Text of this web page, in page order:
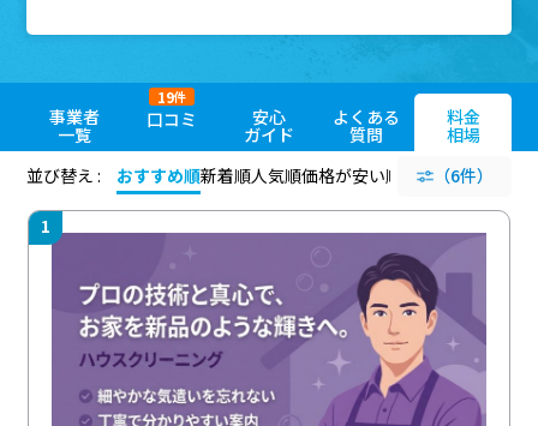
事業者
一覧
口コミ
19件
安心
ガイド
よくある
質問
料金
相場
並び替え :
おすすめ順新着順人気順価格が安い順 評価が高い順
（6件）
1